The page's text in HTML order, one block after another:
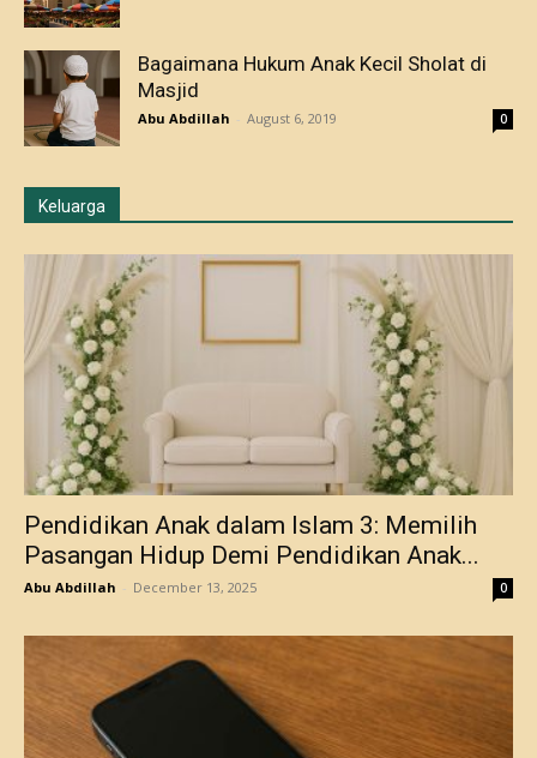
Bagaimana Hukum Anak Kecil Sholat di
Masjid
Abu Abdillah - August 6, 2019 0
Keluarga
Pendidikan Anak dalam Islam 3: Memilih
Pasangan Hidup Demi Pendidikan Anak...
Abu Abdillah - December 13, 2025 0